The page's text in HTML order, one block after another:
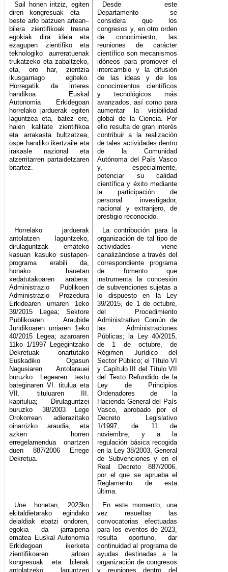
Sail honen iritziz, egiten
diren kongresuak eta –
beste arlo batzuen artean–
bilera zientifikoak tresna
egokiak dira ideia eta
ezagupen zientifiko eta
teknologiko aurreratuenak
trukatzeko eta zabaltzeko,
eta, oro har, zientzia
ikusgarriago egiteko.
Horregatik da interes
handikoa Euskal
Autonomia Erkidegoan
horrelako jarduerak egiten
laguntzea eta, batez ere,
haien kalitate zientifikoa
eta arrakasta bultzatzea,
ospe handiko ikertzaile eta
irakasle nazional eta
atzerritarren partaidetzaren
bitartez.
Desde este
Departamento se
considera que los
congresos y, en otro orden
de conocimiento, las
reuniones de carácter
científico son mecanismos
idóneos para promover el
intercambio y la difusión
de las ideas y de los
conocimientos científicos
y tecnológicos más
avanzados, así como para
aumentar la visibilidad
global de la Ciencia. Por
ello resulta de gran interés
contribuir a la realización
de tales actividades dentro
de la Comunidad
Autónoma del País Vasco
y, especialmente,
potenciar su calidad
científica y éxito mediante
la participación de
personal investigador,
nacional y extranjero, de
prestigio reconocido.
Horrelako jarduerak
antolatzen laguntzeko,
dirulaguntzak emateko
kasuan kasuko sustapen-
programa erabili da,
honako hauetan
xedatutakoaren arabera:
Administrazio Publikoen
Administrazio Prozedura
Erkidearen urriaren 1eko
39/2015 Legea; Sektore
Publikoaren Araubide
Juridikoaren urriaren 1eko
40/2015 Legea; azaroaren
11ko 1/1997 Legegintzako
Dekretuak onartutako
Euskadiko Ogasun
Nagusiaren Antolarauei
buruzko Legearen testu
bateginaren VI. titulua eta
VII. tituluaren III.
kapitulua; Dirulaguntzei
buruzko 38/2003 Lege
Orokorrean adierazitako
oinarrizko araudia, eta
azken horren
erregelamendua onartzen
duen 887/2006 Errege
Dekretua.
La contribución para la
organización de tal tipo de
actividades viene
canalizándose a través del
correspondiente programa
de fomento que
instrumenta la concesión
de subvenciones sujetas a
lo dispuesto en la Ley
39/2015, de 1 de octubre,
del Procedimiento
Administrativo Común de
las Administraciones
Públicas; la Ley 40/2015,
de 1 de octubre, de
Régimen Jurídico del
Sector Público; el Título VI
y Capítulo III del Título VII
del Texto Refundido de la
Ley de Principios
Ordenadores de la
Hacienda General del País
Vasco, aprobado por el
Decreto Legislativo
1/1997, de 11 de
noviembre, y a la
regulación básica recogida
en la Ley 38/2003, General
de Subvenciones y en el
Real Decreto 887/2006,
por el que se aprueba el
Reglamento de esta
última.
Une honetan, 2023ko
ekitaldietarako egindako
deialdiak ebatzi ondoren,
egokia da jarraipena
ematea Euskal Autonomia
Erkidegoan ikerketa
zientifikoaren arloan
kongresuak eta bilerak
antolatzeko laguntzen
En este momento, una
vez resueltas las
convocatorias efectuadas
para los eventos de 2023,
resulta oportuno, dar
continuidad al programa de
ayudas destinadas a la
organización de congresos
y reuniones dentro del